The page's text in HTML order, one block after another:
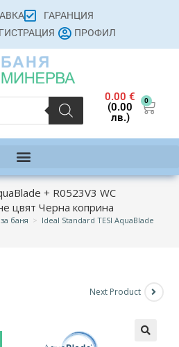
ГАРАНЦИЯ
ПРОФИЛ
0.00€
(0.00
лв.)
0
+ R0523V3 WC
цвят Черна коприна
баня > Ideal Standard TESI AquaBlade +
Next Product